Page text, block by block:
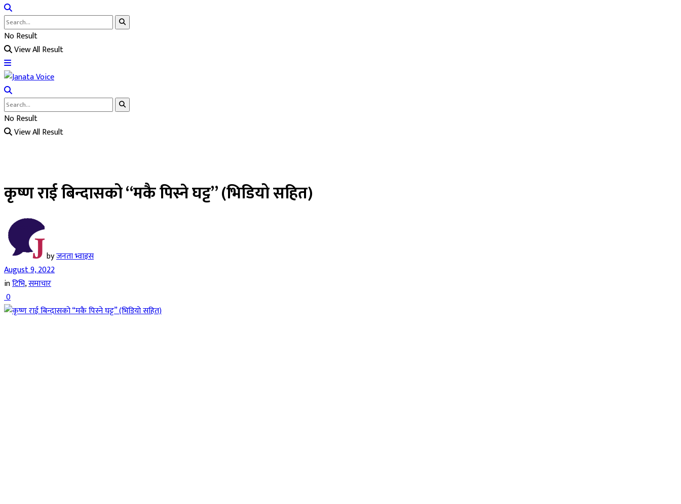
No Result
View All Result
No Result
View All Result
कृष्ण राई बिन्दासको “मकै पिस्ने घट्ट” (भिडियो सहित)
byजनता भ्वाइस
August 9, 2022
inटिभि,समाचार
0